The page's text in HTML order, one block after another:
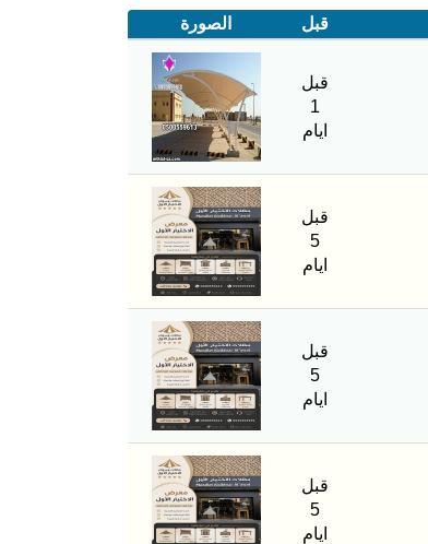
قبل الصورة
قبل
1
ايام
قبل
5
ايام
قبل
5
ايام
قبل
5
ايام